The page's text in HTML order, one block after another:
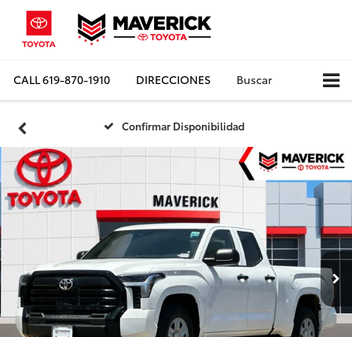
CALL619-870-1910 DIRECCIONES Buscar
Confirmar Disponibilidad